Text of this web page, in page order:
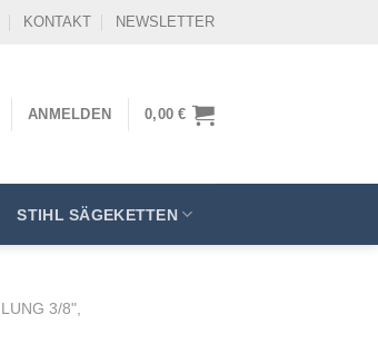
KONTAKT NEWSLETTER
ANMELDEN 0,00€
STIHL SÄGEKETTEN
3/8",